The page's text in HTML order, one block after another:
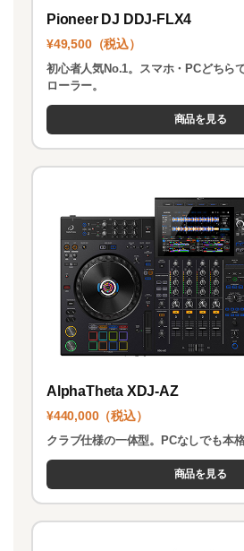
Pioneer DJ DDJ-FLX4
¥49,500（税込）
初心者人気No.1。スマホ・PCどちら
ローラー。
商品を見る
AlphaTheta XDJ-AZ
¥440,000（税込）
クラブ仕様の一体型。PCなしでも本
商品を見る